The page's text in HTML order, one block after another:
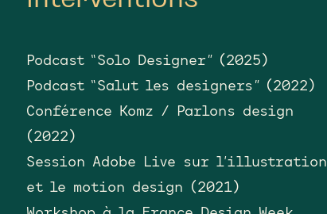
Podcast “Solo Designer” (2025)
Podcast “Salut les designers” (2022)
Conférence Komz / Parlons design
(2022)
Session Adobe Live sur l’illustration
et le motion design (2021)